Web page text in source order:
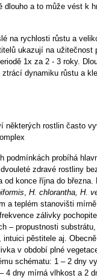
dlouho a to může vést k
na rychlosti růstu a
ukazují na užitečnost
1x za 2 - 3 roky.
ztrácí dynamiku růstu a
některých rostlin často
podmínkách probíhá
zdravé rostliny
od konce října do března.
, H. chlorantha, H.
a teplém stanovišti
zálivky
– propustnosti
intuici pěstitele aj.
v období plné
schématu: 1 – 2 dny
4 dny mírná vlhkost a 2